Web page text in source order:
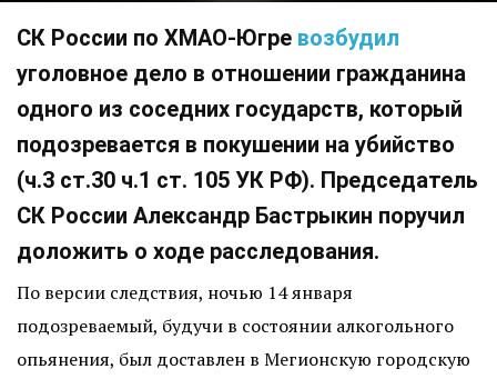
СК России по ХМАО-Югре возбудил
уголовное дело в отношении гражданина
одного из соседних государств, который
подозревается в покушении на убийство
(ч.3 ст.30 ч.1 ст. 105 УК РФ). Председатель
СК России Александр Бастрыкин поручил
доложить о ходе расследования.
По версии следствия, ночью 14 января
подозреваемый, будучи в состоянии алкогольного
опьянения, был доставлен в Мегионскую городскую